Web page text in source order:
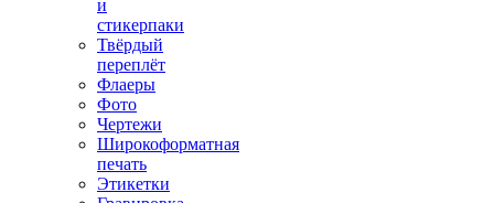
и
стикерпаки
Твёрдый
переплёт
Флаеры
Фото
Чертежи
Широкоформатная
печать
Этикетки